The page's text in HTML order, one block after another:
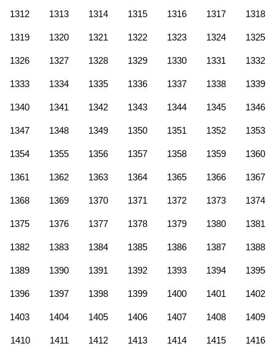
1312 1313 1314 1315 1316 1317 1318
1319 1320 1321 1322 1323 1324 1325
1326 1327 1328 1329 1330 1331 1332
1333 1334 1335 1336 1337 1338 1339
1340 1341 1342 1343 1344 1345 1346
1347 1348 1349 1350 1351 1352 1353
1354 1355 1356 1357 1358 1359 1360
1361 1362 1363 1364 1365 1366 1367
1368 1369 1370 1371 1372 1373 1374
1375 1376 1377 1378 1379 1380 1381
1382 1383 1384 1385 1386 1387 1388
1389 1390 1391 1392 1393 1394 1395
1396 1397 1398 1399 1400 1401 1402
1403 1404 1405 1406 1407 1408 1409
1410 1411 1412 1413 1414 1415 1416